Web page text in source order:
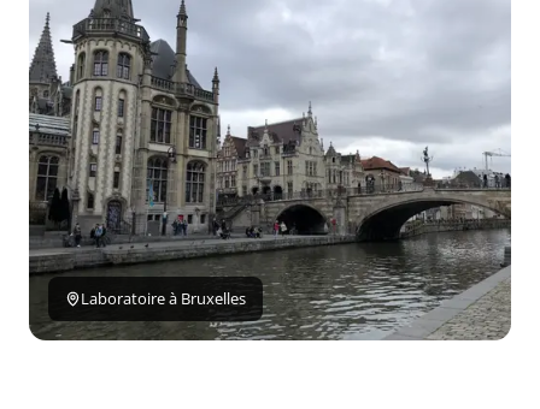
Laboratoire à Bruxelles